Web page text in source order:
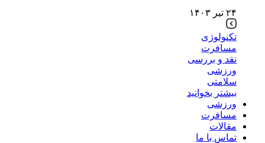
۲۴ تیر ۱۴۰۳
تکنولوژی
مسافرت
نقد و بررسی
ورزشی
سلامتی
بیشتر بخوانید
ورزشی
مسافرت
مقالات
تماس با ما